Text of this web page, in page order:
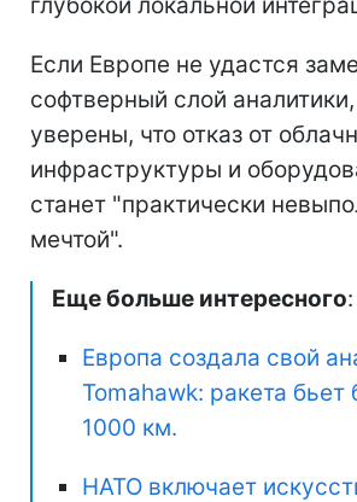
Если Европе не удастся
софтверный слой
уверены, что отказ от
инфраструктуры и
станет "практически
мечтой".
Еще больше интересного:
Европа создала свой
Tomahawk: ракета бьет
1000 км.
НАТО включает